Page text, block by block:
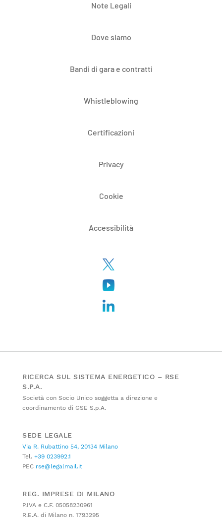
Note Legali
Dove siamo
Bandi di gara e contratti
Whistleblowing
Certificazioni
Privacy
Cookie
Accessibilità
RICERCA SUL SISTEMA ENERGETICO – RSE
S.P.A.
Società con Socio Unico soggetta a direzione e
coordinamento di GSE S.p.A.
SEDE LEGALE
Via R. Rubattino 54, 20134 Milano
Tel. +39 023992.1
PEC rse@legalmail.it
REG. IMPRESE DI MILANO
P.IVA e C.F. 05058230961
R.E.A. di Milano n. 1793295